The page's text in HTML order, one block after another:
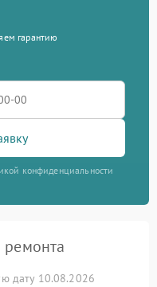
гарантию
конфиденциальности
ремонта
дату 10.08.2026